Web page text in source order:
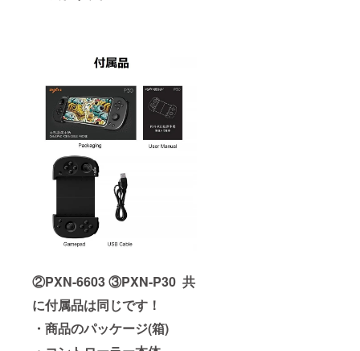
②PXN-6603③PXN-P30 共
に付属品は同じです！
・商品のパッケージ(箱)